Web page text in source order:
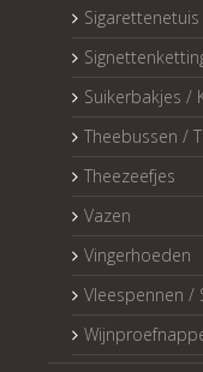
Suikerbakjes /
Theebussen /
Theezeefjes
Vazen
Vingerhoeden
Vleespennen /